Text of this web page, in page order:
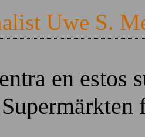
Uwe S.
en estos